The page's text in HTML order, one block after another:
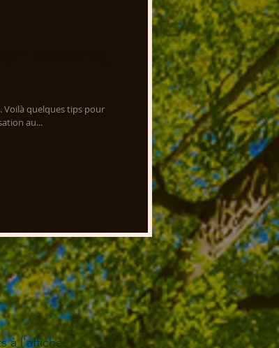
Voilà quelques tips pour
au...
à l'affiche